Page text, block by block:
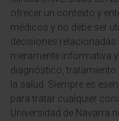
ofrecer un contexto y
médicos y no debe ser
decisiones
meramente informativa
diagnóstico,
la salud. Siempre es
para tratar cualquier
Universidad de Navarra